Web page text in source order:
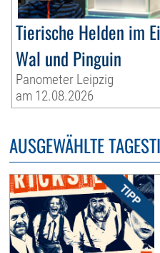
Tierische Helden im
Wal und Pinguin
Panometer Leipzig
am 12.08.2026
AUSGEWÄHLTE